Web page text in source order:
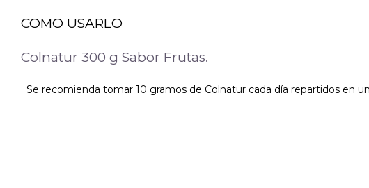
COMO USARLO
Colnatur 300 g Sabor Frutas.
Se recomienda tomar 10 gramos de Colnatur cada día repartidos en